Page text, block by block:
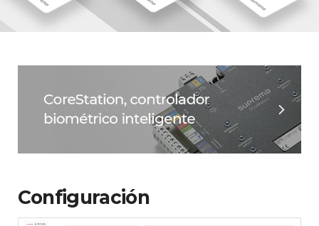
Configuración